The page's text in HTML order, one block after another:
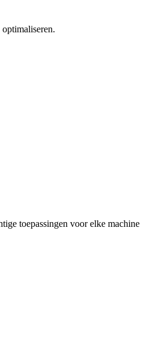
toepassingen voor elke machine